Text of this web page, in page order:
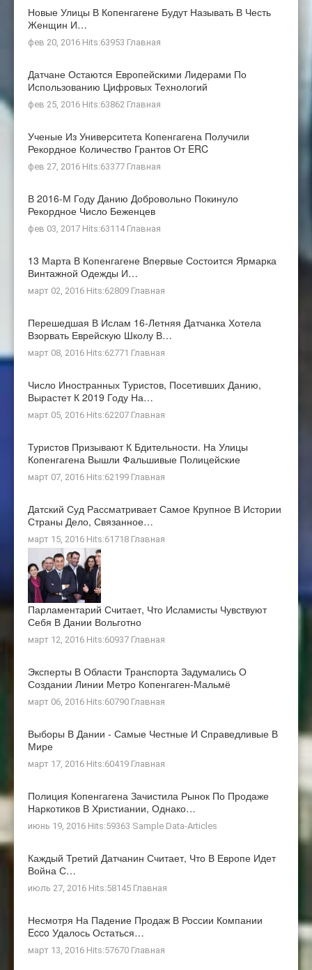
Новые Улицы В Копенгагене Будут Называть В Честь
Женщин И…
фев 20, 2016 Hits:63953 Главная
Датчане Остаются Европейскими Лидерами По
Использованию Цифровых Технологий
фев 25, 2016 Hits:63862 Главная
Ученые Из Университета Копенгагена Получили
Рекордное Количество Грантов От ERC
фев 27, 2016 Hits:63377 Главная
В 2016-М Году Данию Добровольно Покинуло
Рекордное Число Беженцев
фев 03, 2017 Hits:63114 Главная
13 Марта В Копенгагене Впервые Состоится Ярмарка
Винтажной Одежды И…
март 02, 2016 Hits:62809 Главная
Перешедшая В Ислам 16-Летняя Датчанка Хотела
Взорвать Еврейскую Школу В…
март 08, 2016 Hits:62771 Главная
Число Иностранных Туристов, Посетивших Данию,
Вырастет К 2019 Году На…
март 05, 2016 Hits:62207 Главная
Туристов Призывают К Бдительности. На Улицы
Копенгагена Вышли Фальшивые Полицейские
март 07, 2016 Hits:62199 Главная
Датский Суд Рассматривает Самое Крупное В Истории
Страны Дело, Связанное…
март 15, 2016 Hits:61718 Главная
Парламентарий Считает, Что Исламисты Чувствуют
Себя В Дании Вольготно
март 12, 2016 Hits:60937 Главная
Эксперты В Области Транспорта Задумались О
Создании Линии Метро Копенгаген-Мальмё
март 06, 2016 Hits:60790 Главная
Выборы В Дании - Самые Честные И Справедливые В
Мире
март 17, 2016 Hits:60419 Главная
Полиция Копенгагена Зачистила Рынок По Продаже
Наркотиков В Христиании, Однако…
июнь 19, 2016 Hits:59363 Sample Data-Articles
Каждый Третий Датчанин Считает, Что В Европе Идет
Война С…
июль 27, 2016 Hits:58145 Главная
Несмотря На Падение Продаж В России Компании
Ecco Удалось Остаться…
март 13, 2016 Hits:57670 Главная